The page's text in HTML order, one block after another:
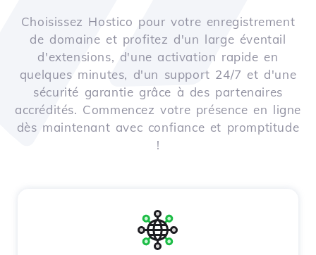
Choisissez Hostico pour votre enregistrement
de domaine et profitez d'un large éventail
d'extensions, d'une activation rapide en
quelques minutes, d'un support 24/7 et d'une
sécurité garantie grâce à des partenaires
accrédités. Commencez votre présence en ligne
dès maintenant avec confiance et promptitude
!